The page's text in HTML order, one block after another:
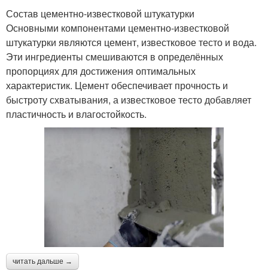
Состав цементно-известковой штукатурки
Основными компонентами цементно-известковой
штукатурки являются цемент, известковое тесто и вода.
Эти ингредиенты смешиваются в определённых
пропорциях для достижения оптимальных
характеристик. Цемент обеспечивает прочность и
быстроту схватывания, а известковое тесто добавляет
пластичность и влагостойкость.
читать дальше →